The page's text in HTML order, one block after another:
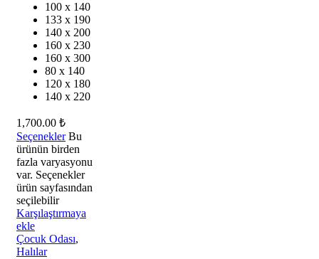
100 x 140
133 x 190
140 x 200
160 x 230
160 x 300
80 x 140
120 x 180
140 x 220
1,700.00 ₺
Seçenekler Bu
ürünün birden
fazla varyasyonu
var. Seçenekler
ürün sayfasından
seçilebilir
Karşılaştırmaya
ekle
Çocuk Odası,
Halılar